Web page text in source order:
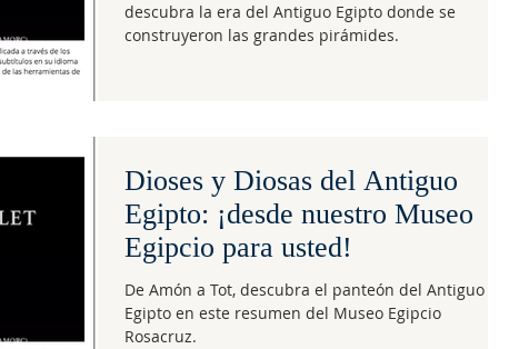
descubra la era del Antiguo Egipto donde se
construyeron las grandes pirámides.
Dioses y Diosas del Antiguo
Egipto: ¡desde nuestro Museo
Egipcio para usted!
De Amón a Tot, descubra el panteón del Antiguo
Egipto en este resumen del Museo Egipcio
Rosacruz.